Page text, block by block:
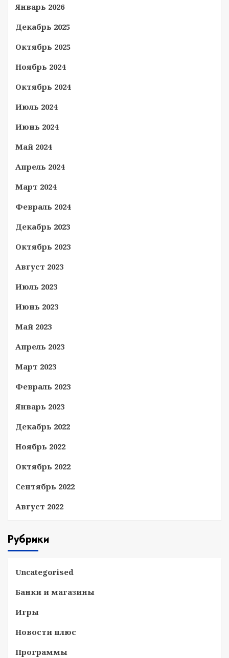
Январь 2026
Декабрь 2025
Октябрь 2025
Ноябрь 2024
Октябрь 2024
Июль 2024
Июнь 2024
Май 2024
Апрель 2024
Март 2024
Февраль 2024
Декабрь 2023
Октябрь 2023
Август 2023
Июль 2023
Июнь 2023
Май 2023
Апрель 2023
Март 2023
Февраль 2023
Январь 2023
Декабрь 2022
Ноябрь 2022
Октябрь 2022
Сентябрь 2022
Август 2022
Рубрики
Uncategorised
Банки и магазины
Игры
Новости плюс
Программы